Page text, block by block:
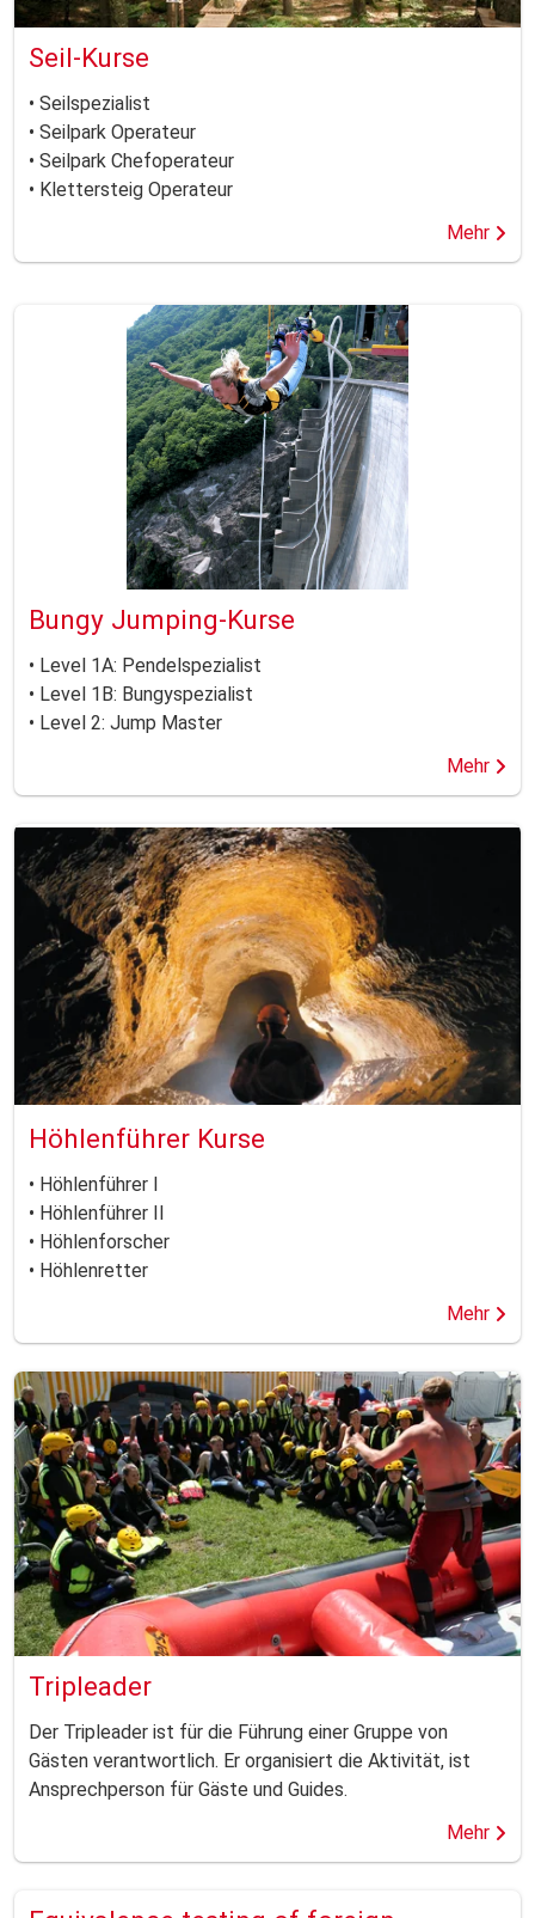
Seil-Kurse
• Seilspezialist
• Seilpark Operateur
• Seilpark Chefoperateur
• Klettersteig Operateur
Mehr
Bungy Jumping-Kurse
• Level 1A: Pendelspezialist
• Level 1B: Bungyspezialist
• Level 2: Jump Master
Mehr
Höhlenführer Kurse
• Höhlenführer I
• Höhlenführer II
• Höhlenforscher
• Höhlenretter
Mehr
Tripleader
Der Tripleader ist für die Führung einer Gruppe von
Gästen verantwortlich. Er organisiert die Aktivität, ist
Ansprechperson für Gäste und Guides.
Mehr